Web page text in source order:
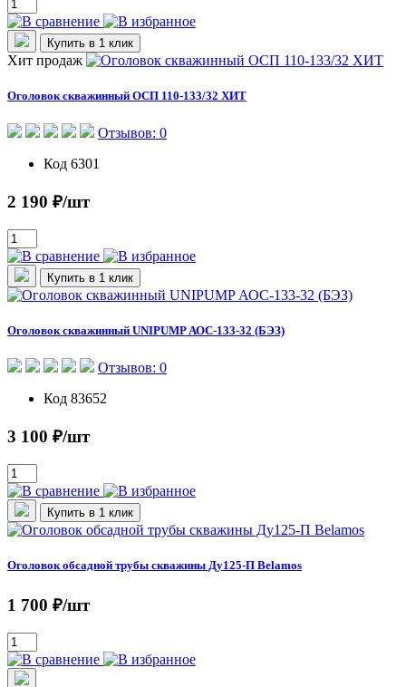
Купить в 1 клик
Хит продаж
Оголовок скважинный ОСП 110-133/32 ХИТ
Отзывов: 0
Код 6301
2 190 ₽/шт
Купить в 1 клик
Оголовок скважинный UNIPUMP АОС-133-32 (БЭЗ)
Отзывов: 0
Код 83652
3 100 ₽/шт
Купить в 1 клик
Оголовок обсадной трубы скважины Ду125-П Belamos
1 700 ₽/шт